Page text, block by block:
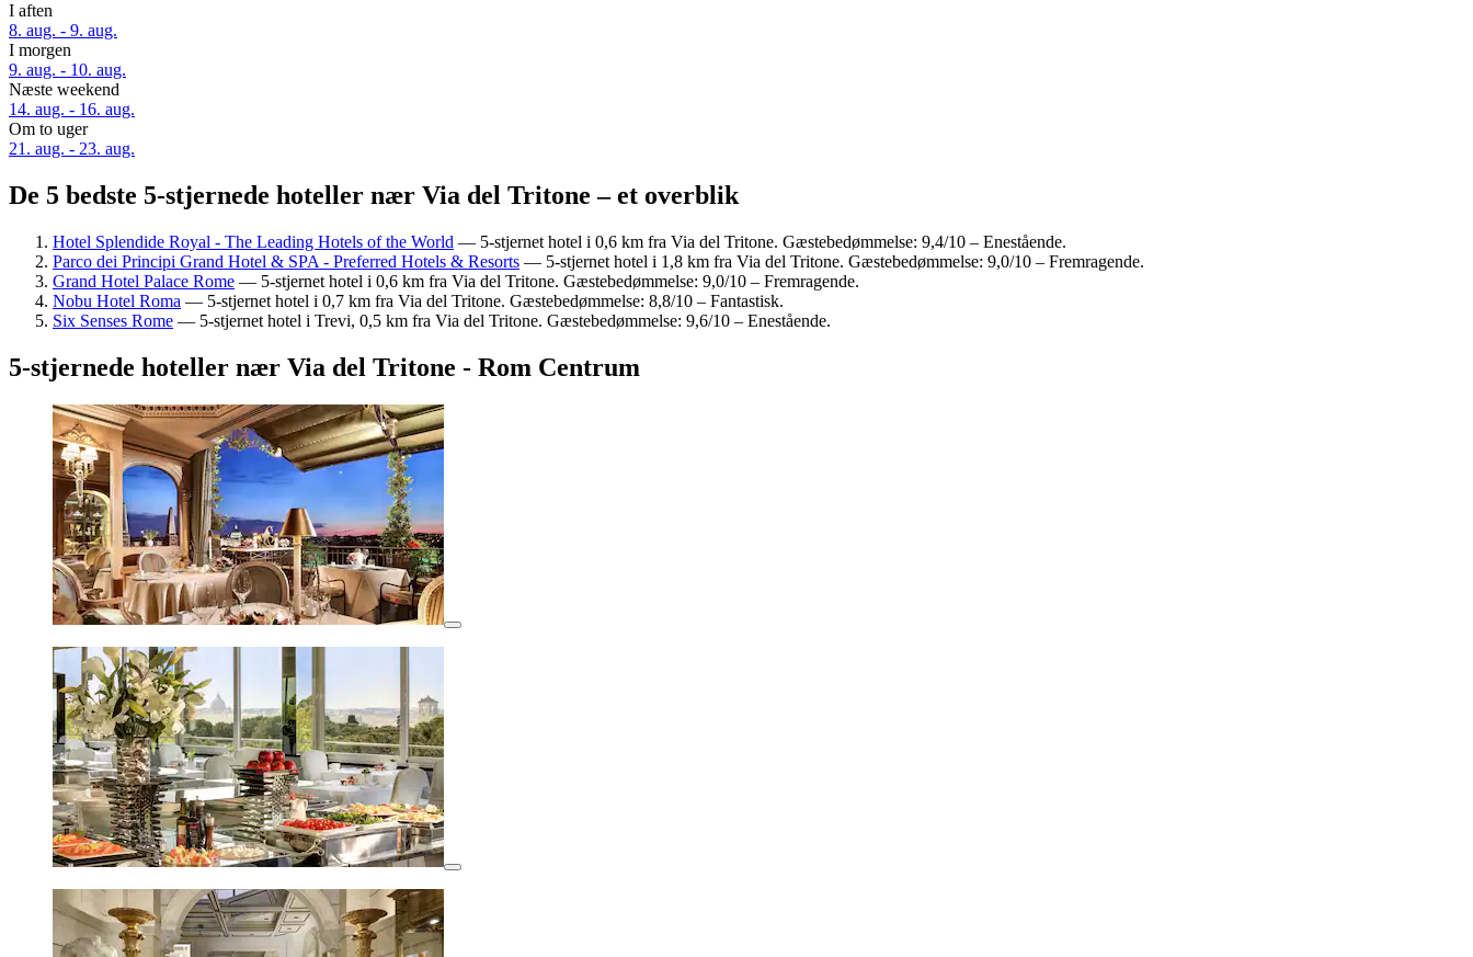
I aften
8. aug. - 9. aug.
I morgen
9. aug. - 10. aug.
Næste weekend
14. aug. - 16. aug.
Om to uger
21. aug. - 23. aug.
De 5 bedste 5-stjernede hoteller nær Via del Tritone – et overblik
Hotel Splendide Royal - The Leading Hotels of the World — 5-stjernet hotel i 0,6 km fra Via del Tritone. Gæstebedømmelse: 9,4/10 – Enestående.
Parco dei Principi Grand Hotel & SPA - Preferred Hotels & Resorts — 5-stjernet hotel i 1,8 km fra Via del Tritone. Gæstebedømmelse: 9,0/10 – Fremragende.
Grand Hotel Palace Rome — 5-stjernet hotel i 0,6 km fra Via del Tritone. Gæstebedømmelse: 9,0/10 – Fremragende.
Nobu Hotel Roma — 5-stjernet hotel i 0,7 km fra Via del Tritone. Gæstebedømmelse: 8,8/10 – Fantastisk.
Six Senses Rome — 5-stjernet hotel i Trevi, 0,5 km fra Via del Tritone. Gæstebedømmelse: 9,6/10 – Enestående.
5-stjernede hoteller nær Via del Tritone - Rom Centrum